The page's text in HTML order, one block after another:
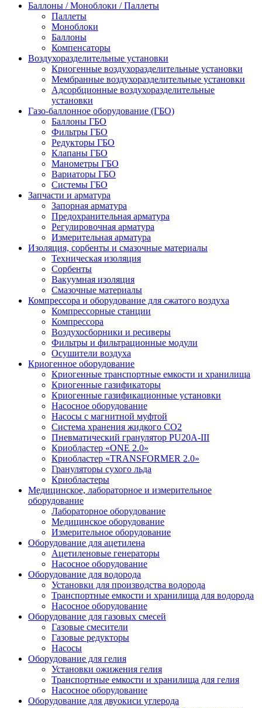
Баллоны / Моноблоки / Паллеты
Паллеты
Моноблоки
Баллоны
Компенсаторы
Воздухоразделительные установки
Криогенные воздухоразделительные установки
Мембранные воздухоразделительные установки
Адсорбционные воздухоразделительные
установки
Газо-баллонное оборудование (ГБО)
Баллоны ГБО
Фильтры ГБО
Редукторы ГБО
Клапаны ГБО
Манометры ГБО
Вариаторы ГБО
Системы ГБО
Запчасти и арматура
Запорная арматура
Предохранительная арматура
Регулировочная арматура
Измерительная арматура
Изоляция, сорбенты и смазочные материалы
Техническая изоляция
Сорбенты
Вакуумная изоляция
Смазочные материалы
Компрессора и оборудование для сжатого воздуха
Компрессорные станции
Компрессора
Воздухосборники и ресиверы
Фильтры и фильтрационные модули
Осушители воздуха
Криогенное оборудование
Криогенные транспортные емкости и хранилища
Криогенные газификаторы
Криогенные газификационные установки
Насосное оборудование
Насосы с магнитной муфтой
Система хранения жидкого CO2
Пневматический гранулятор PU20A-III
Криобластер «ONE 2.0»
Криобластер «TRANSFORMER 2.0»
Грануляторы сухого льда
Криобластеры
Медицинское, лабораторное и измерительное
оборудование
Лабораторное оборудование
Медицинское оборудование
Измерительное оборудование
Оборудование для ацетилена
Ацетиленовые генераторы
Насосное оборудование
Оборудование для водорода
Установки для производства водорода
Транспортные емкости и хранилища для водорода
Насосное оборудование
Оборудование для газовых смесей
Газовые смесители
Газовые редукторы
Насосы
Оборудование для гелия
Установки ожижения гелия
Транспортные емкости и хранилища для гелия
Насосное оборудование
Оборудование для двуокиси углерода